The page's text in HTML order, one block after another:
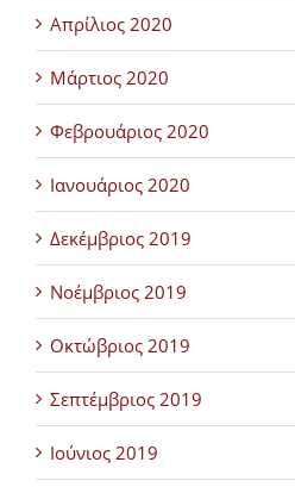
Απρίλιος 2020
Μάρτιος 2020
Φεβρουάριος 2020
Ιανουάριος 2020
Δεκέμβριος 2019
Νοέμβριος 2019
Οκτώβριος 2019
Σεπτέμβριος 2019
Ιούνιος 2019